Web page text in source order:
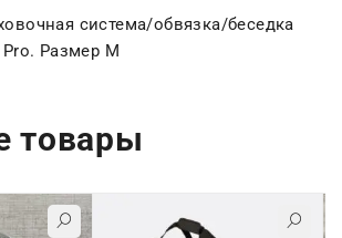
система/обвязка/беседка
Размер M
товары